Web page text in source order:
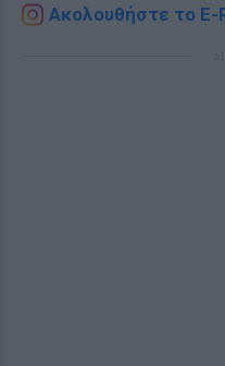
Ακολουθήστε το E-